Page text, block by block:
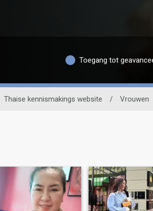
Toegang tot
Thaise kennismakings website / Vrouwen